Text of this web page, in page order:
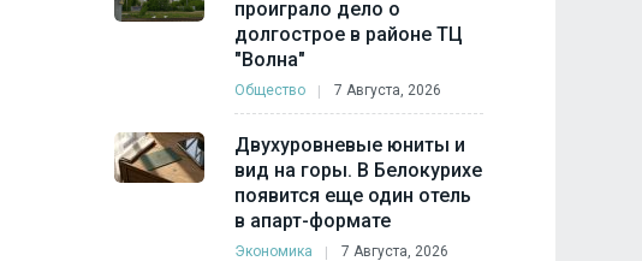
проиграло дело о
долгострое в районе ТЦ
"Волна"
Общество 7 Августа, 2026
Двухуровневые юниты и
вид на горы. В Белокурихе
появится еще один отель
в апарт-формате
Экономика 7 Августа, 2026